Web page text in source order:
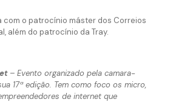
o patrocínio máster dos Correios
além do patrocínio da Tray.
– Evento organizado pela camara-
17ª edição. Tem como foco os micro,
de internet que